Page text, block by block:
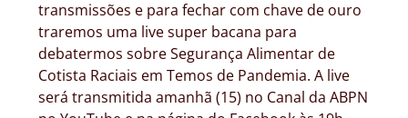
transmissões e para fechar com chave de ouro
traremos uma live super bacana para
debatermos sobre Segurança Alimentar de
Cotista Raciais em Temos de Pandemia. A live
será transmitida amanhã (15) no Canal da ABPN